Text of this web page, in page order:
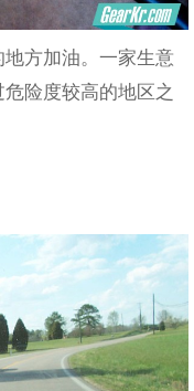
方加油。一家生意
险度较高的地区之